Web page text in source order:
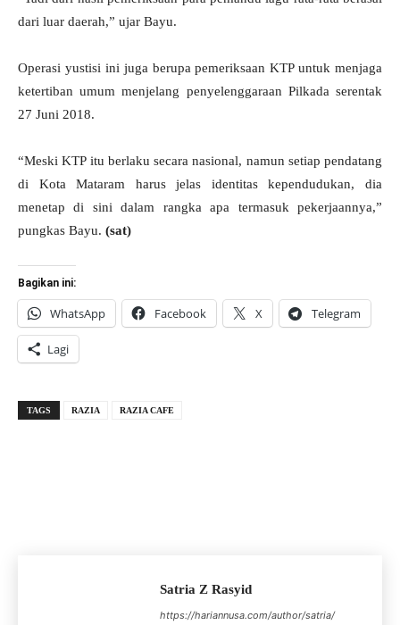
dari luar daerah,” ujar Bayu.
Operasi yustisi ini juga berupa pemeriksaan KTP untuk menjaga
ketertiban umum menjelang penyelenggaraan Pilkada serentak
27 Juni 2018.
“Meski KTP itu berlaku secara nasional, namun setiap pendatang
di Kota Mataram harus jelas identitas kependudukan, dia
menetap di sini dalam rangka apa termasuk pekerjaannya,”
pungkas Bayu. (sat)
Bagikan ini:
WhatsApp Facebook X Telegram
Lagi
TAGS RAZIA RAZIA CAFE
Satria Z Rasyid
https://hariannusa.com/author/satria/